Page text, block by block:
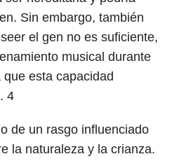
Sin embargo, también
el gen no es suficiente,
musical durante
esta capacidad
4
de un rasgo influenciado
la naturaleza y la crianza.